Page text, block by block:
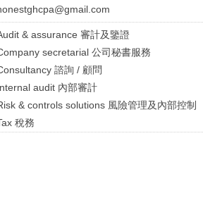
& assurance 審計及鑒證
secretarial 公司秘書服務
諮詢 / 顧問
audit 內部審計
& controls solutions 風險管理及內部控制
稅務